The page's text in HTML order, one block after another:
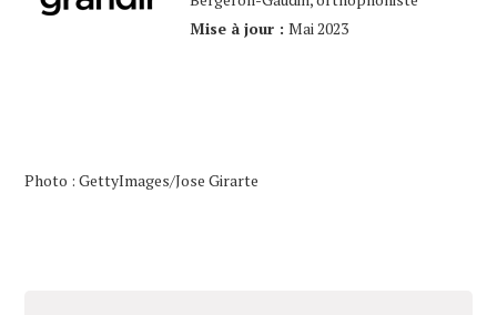
Mise à jour : Mai 2023
Photo : GettyImages/Jose Girarte